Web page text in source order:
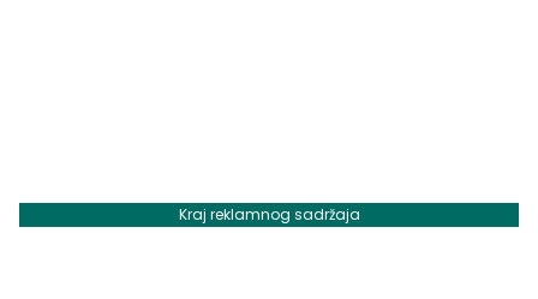
Kraj reklamnog sadržaja